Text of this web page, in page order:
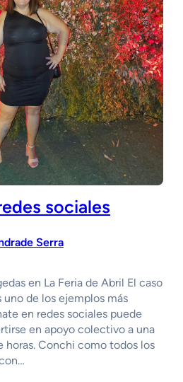
sociales
Serra
en La Feria de Abril El caso
de los ejemplos más
en redes sociales puede
en apoyo colectivo a una
horas. Conchi como todos los